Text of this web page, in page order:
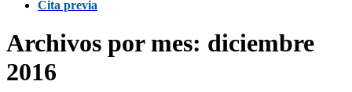
Cita previa
Archivos por mes: diciembre
2016